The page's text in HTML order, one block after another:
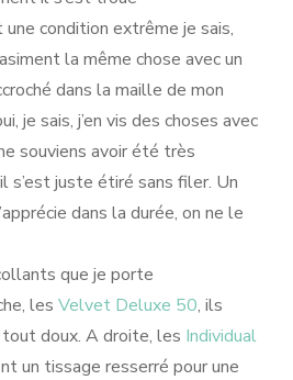
une condition extrême je sais,
la même chose avec un
dans la maille de mon
je sais, j’en vis des choses avec
souviens avoir été très
s’est juste étiré sans filer. Un
dans la durée, on ne le
que je porte
les Velvet Deluxe 50, ils
doux. A droite, les Individual
un tissage resserré pour une